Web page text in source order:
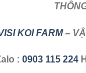
KOI FARM–
: 0903 115 224